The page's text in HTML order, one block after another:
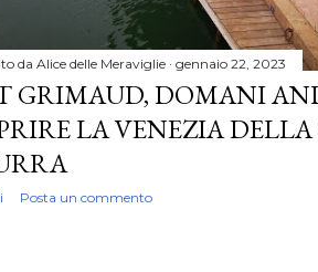
da Alice delle Meraviglie gennaio 22, 2023
GRIMAUD, DOMANI
LA VENEZIA
Posta un commento